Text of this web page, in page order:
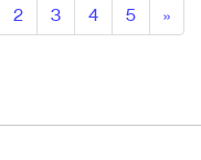
2 3 4 5 »